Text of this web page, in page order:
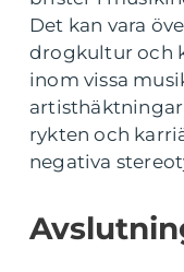
Det kan vara
drogkultur och
inom vissa
rykten och
negativa